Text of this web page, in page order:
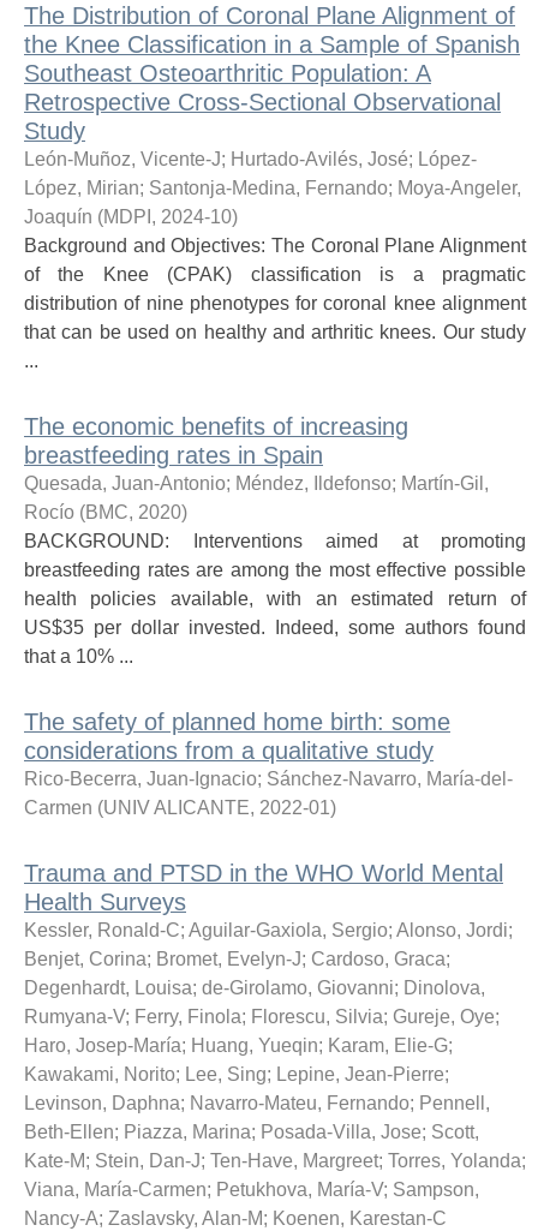
The Distribution of Coronal Plane Alignment of
the Knee Classification in a Sample of Spanish
Southeast Osteoarthritic Population: A
Retrospective Cross-Sectional Observational
Study
León-Muñoz, Vicente-J; Hurtado-Avilés, José; López-
López, Mirian; Santonja-Medina, Fernando; Moya-Angeler,
Joaquín (MDPI , 2024-10)
Background and Objectives: The Coronal Plane Alignment
of the Knee (CPAK) classification is a pragmatic
distribution of nine phenotypes for coronal knee alignment
that can be used on healthy and arthritic knees. Our study
...
The economic benefits of increasing
breastfeeding rates in Spain
Quesada, Juan-Antonio; Méndez, Ildefonso; Martín-Gil,
Rocío (BMC, 2020)
BACKGROUND: Interventions aimed at promoting
breastfeeding rates are among the most effective possible
health policies available, with an estimated return of
US$35 per dollar invested. Indeed, some authors found
that a 10% ...
The safety of planned home birth: some
considerations from a qualitative study
Rico-Becerra, Juan-Ignacio; Sánchez-Navarro, María-del-
Carmen (UNIV ALICANTE, 2022-01)
Trauma and PTSD in the WHO World Mental
Health Surveys
Kessler, Ronald-C; Aguilar-Gaxiola, Sergio; Alonso, Jordi;
Benjet, Corina; Bromet, Evelyn-J; Cardoso, Graca;
Degenhardt, Louisa; de-Girolamo, Giovanni; Dinolova,
Rumyana-V; Ferry, Finola; Florescu, Silvia; Gureje, Oye;
Haro, Josep-María; Huang, Yueqin; Karam, Elie-G;
Kawakami, Norito; Lee, Sing; Lepine, Jean-Pierre;
Levinson, Daphna; Navarro-Mateu, Fernando; Pennell,
Beth-Ellen; Piazza, Marina; Posada-Villa, Jose; Scott,
Kate-M; Stein, Dan-J; Ten-Have, Margreet; Torres, Yolanda;
Viana, María-Carmen; Petukhova, María-V; Sampson,
Nancy-A; Zaslavsky, Alan-M; Koenen, Karestan-C